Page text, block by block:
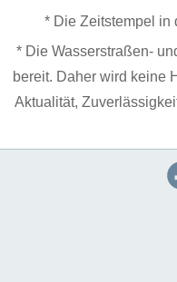
* Die Zeitstempel in
* Die Wasserstraßen-
bereit. Daher wird keine
Aktualität,